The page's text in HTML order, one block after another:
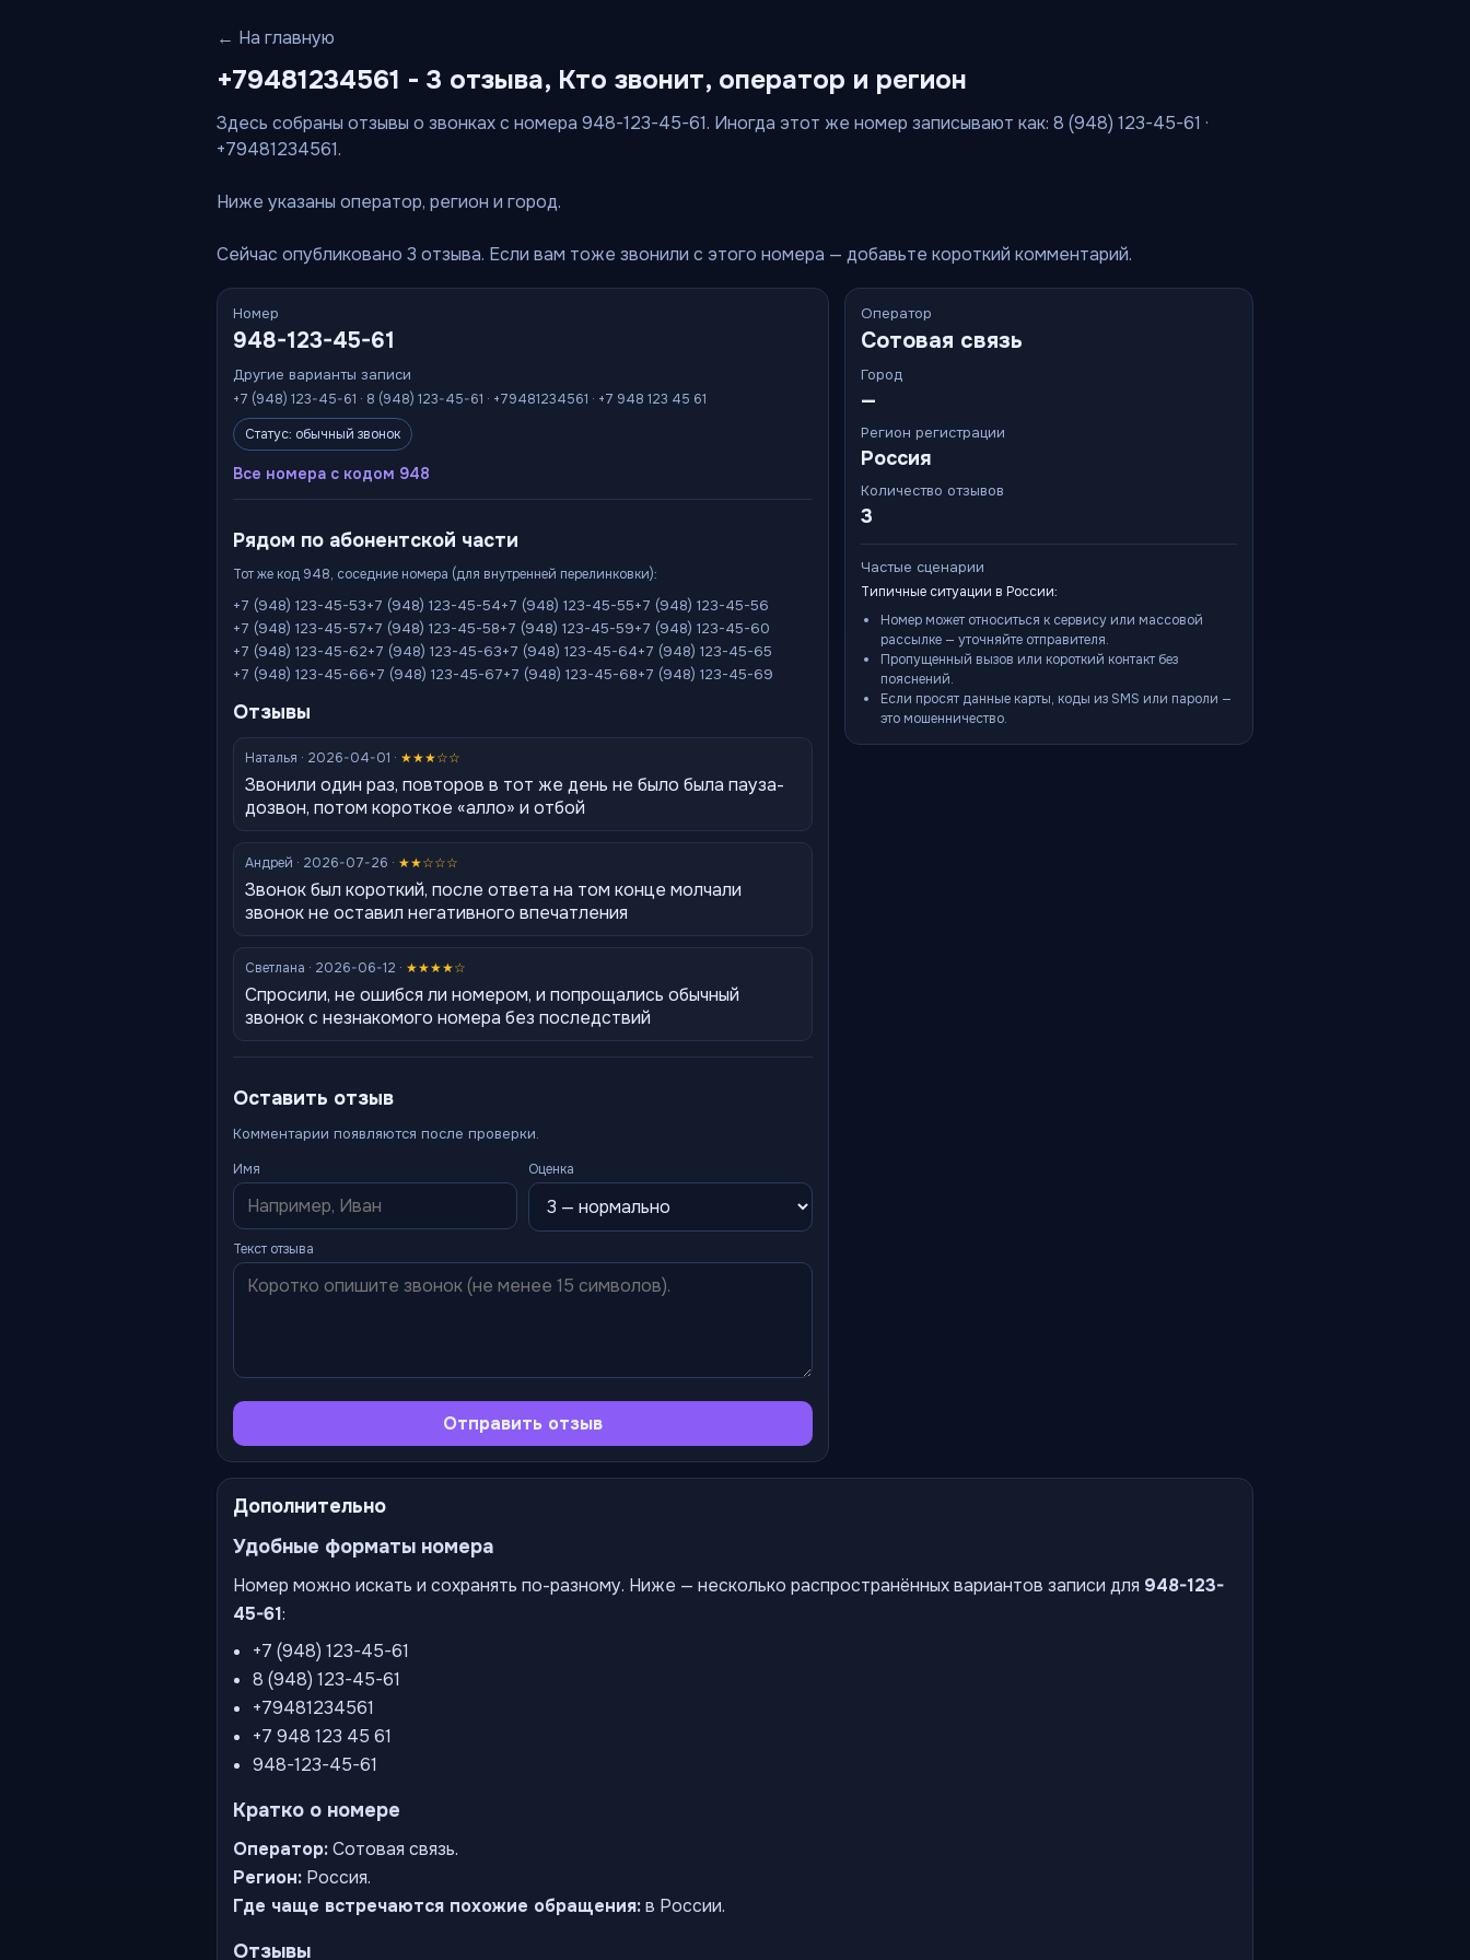
← На главную
+79481234561 - 3 отзыва, Кто звонит, оператор и регион
Здесь собраны отзывы о звонках с номера 948-123-45-61. Иногда этот же номер записывают как: 8 (948) 123-45-61 ·
+79481234561.
Ниже указаны оператор, регион и город.
Сейчас опубликовано 3 отзыва. Если вам тоже звонили с этого номера — добавьте короткий комментарий.
Номер
948-123-45-61
Другие варианты записи
+7 (948) 123-45-61 · 8 (948) 123-45-61 · +79481234561 · +7 948 123 45 61
Статус: обычный звонок
Все номера с кодом 948
Рядом по абонентской части
Тот же код 948, соседние номера (для внутренней перелинковки):
+7 (948) 123-45-53+7 (948) 123-45-54+7 (948) 123-45-55+7 (948) 123-45-56
+7 (948) 123-45-57+7 (948) 123-45-58+7 (948) 123-45-59+7 (948) 123-45-60
+7 (948) 123-45-62+7 (948) 123-45-63+7 (948) 123-45-64+7 (948) 123-45-65
+7 (948) 123-45-66+7 (948) 123-45-67+7 (948) 123-45-68+7 (948) 123-45-69
Отзывы
Наталья · 2026-04-01 · ★★★☆☆
Звонили один раз, повторов в тот же день не было была пауза-
дозвон, потом короткое «алло» и отбой
Андрей · 2026-07-26 · ★★☆☆☆
Звонок был короткий, после ответа на том конце молчали
звонок не оставил негативного впечатления
Светлана · 2026-06-12 · ★★★★☆
Спросили, не ошибся ли номером, и попрощались обычный
звонок с незнакомого номера без последствий
Оставить отзыв
Комментарии появляются после проверки.
Имя Оценка
Текст отзыва
Отправить отзыв
Оператор
Сотовая связь
Город
—
Регион регистрации
Россия
Количество отзывов
3
Частые сценарии
Типичные ситуации в России:
Номер может относиться к сервису или массовой
рассылке — уточняйте отправителя.
Пропущенный вызов или короткий контакт без
пояснений.
Если просят данные карты, коды из SMS или пароли —
это мошенничество.
Дополнительно
Удобные форматы номера
Номер можно искать и сохранять по-разному. Ниже — несколько распространённых вариантов записи для 948-123-
45-61:
+7 (948) 123-45-61
8 (948) 123-45-61
+79481234561
+7 948 123 45 61
948-123-45-61
Кратко о номере
Оператор:Сотовая связь.
Регион: Россия.
Где чаще встречаются похожие обращения:в России.
Отзывы